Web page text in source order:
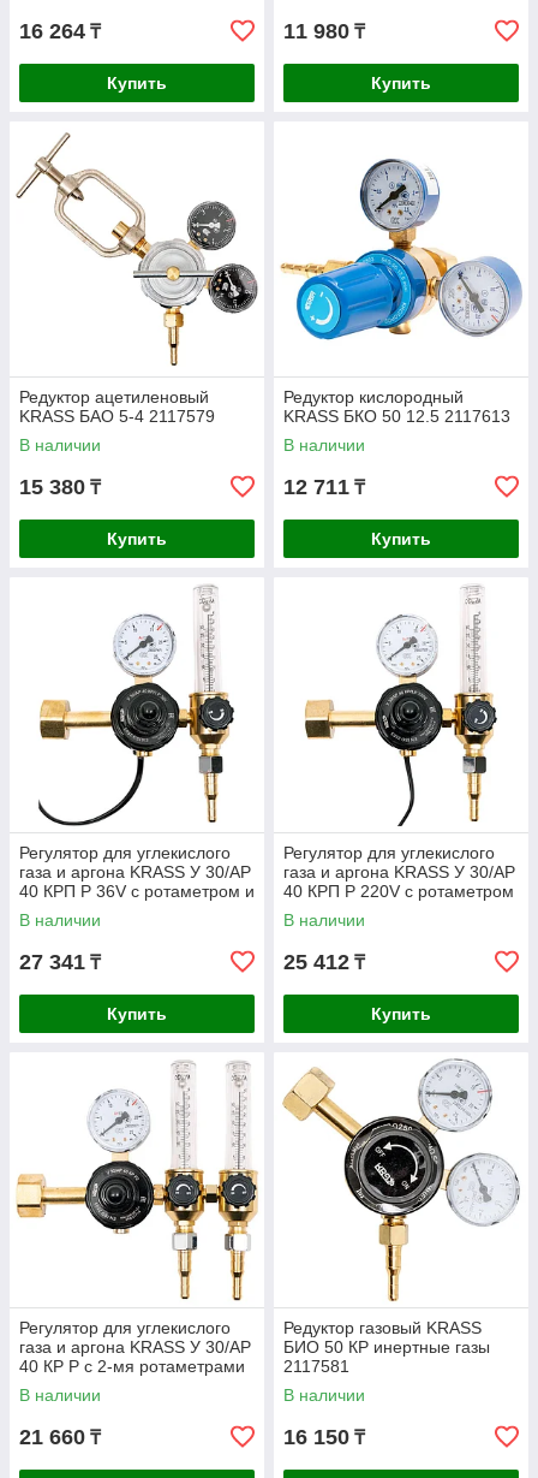
16 264 ₸
Купить
11 980 ₸
Купить
Редуктор ацетиленовый
KRASS БАО 5-4 2117579
В наличии
15 380 ₸
Купить
Редуктор кислородный
KRASS БКО 50 12.5 2117613
В наличии
12 711 ₸
Купить
Регулятор для углекислого
газа и аргона KRASS У 30/АР
40 КРП Р 36V с ротаметром и
встроенным подогревателем
В наличии
27 341 ₸
Купить
Регулятор для углекислого
газа и аргона KRASS У 30/АР
40 КРП Р 220V с ротаметром
и встроенным
подогревателем
В наличии
25 412 ₸
Купить
Регулятор для углекислого
газа и аргона KRASS У 30/АР
40 КР Р с 2-мя ротаметрами
2133501
В наличии
21 660 ₸
Редуктор газовый KRASS
БИО 50 КР инертные газы
2117581
В наличии
16 150 ₸